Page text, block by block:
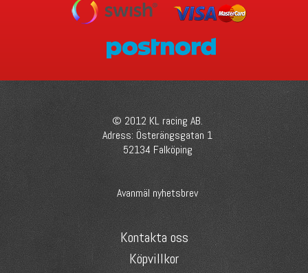
© 2012 KL racing AB.
Adress: Österängsgatan 1
52134 Falköping
Avanmäl nyhetsbrev
Kontakta oss
Köpvillkor